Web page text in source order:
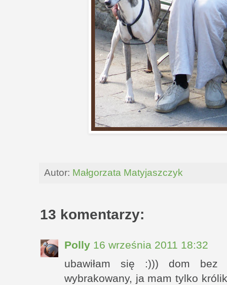
Autor: Małgorzata Matyjaszczyk
13 komentarzy:
Polly 16 września 2011 18:32
ubawiłam się :))) dom
wybrakowany, ja mam tylko